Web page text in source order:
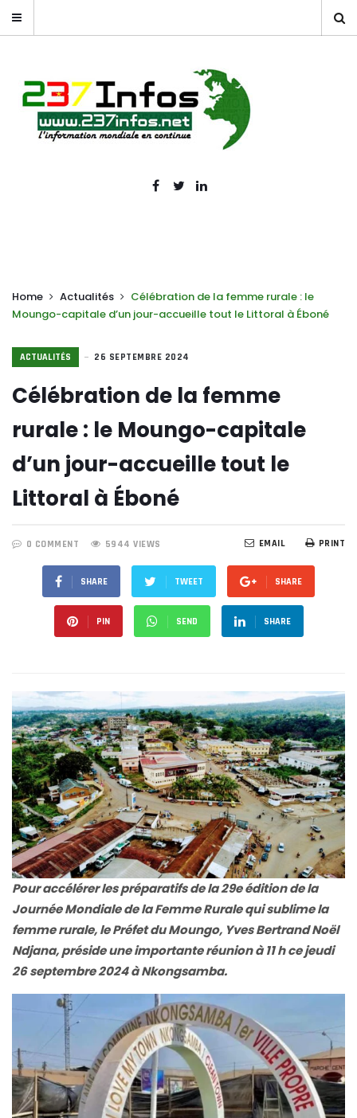
Home Actualités
Célébration de la femme rurale : le
Moungo-capitale d’un jour-accueille tout le Littoral à Éboné
ACTUALITÉS 26 SEPTEMBRE 2024
Célébration de la femme
rurale : le Moungo-capitale
d’un jour-accueille tout le
Littoral à Éboné
0 COMMENT 5944 VIEWS PRINT
EMAIL
SHARE TWEET SHARE
PIN SEND SHARE
Pour accélérer les préparatifs de la 29e édition de la
Journée Mondiale de la Femme Rurale qui sublime la
femme rurale, le Préfet du Moungo, Yves Bertrand Noël
Ndjana, préside une importante réunion à 11 h ce jeudi
26 septembre 2024 à Nkongsamba.